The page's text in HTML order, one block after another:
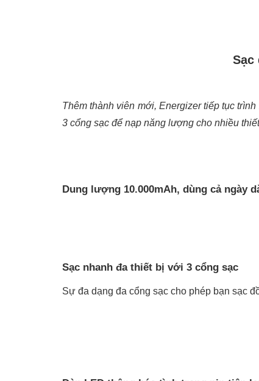
Sạc
Thêm thành viên mới, Energizer tiếp tục
3 cổng sạc để nạp năng lượng cho nhiều
Dung lượng 10.000mAh, dùng cả ngày
Sạc nhanh đa thiết bị với 3 cổng sạc
Sự đa dạng đa cổng sạc cho phép bạn sạc